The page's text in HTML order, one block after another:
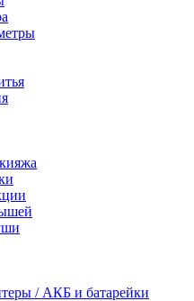
/ АКБ и батарейки